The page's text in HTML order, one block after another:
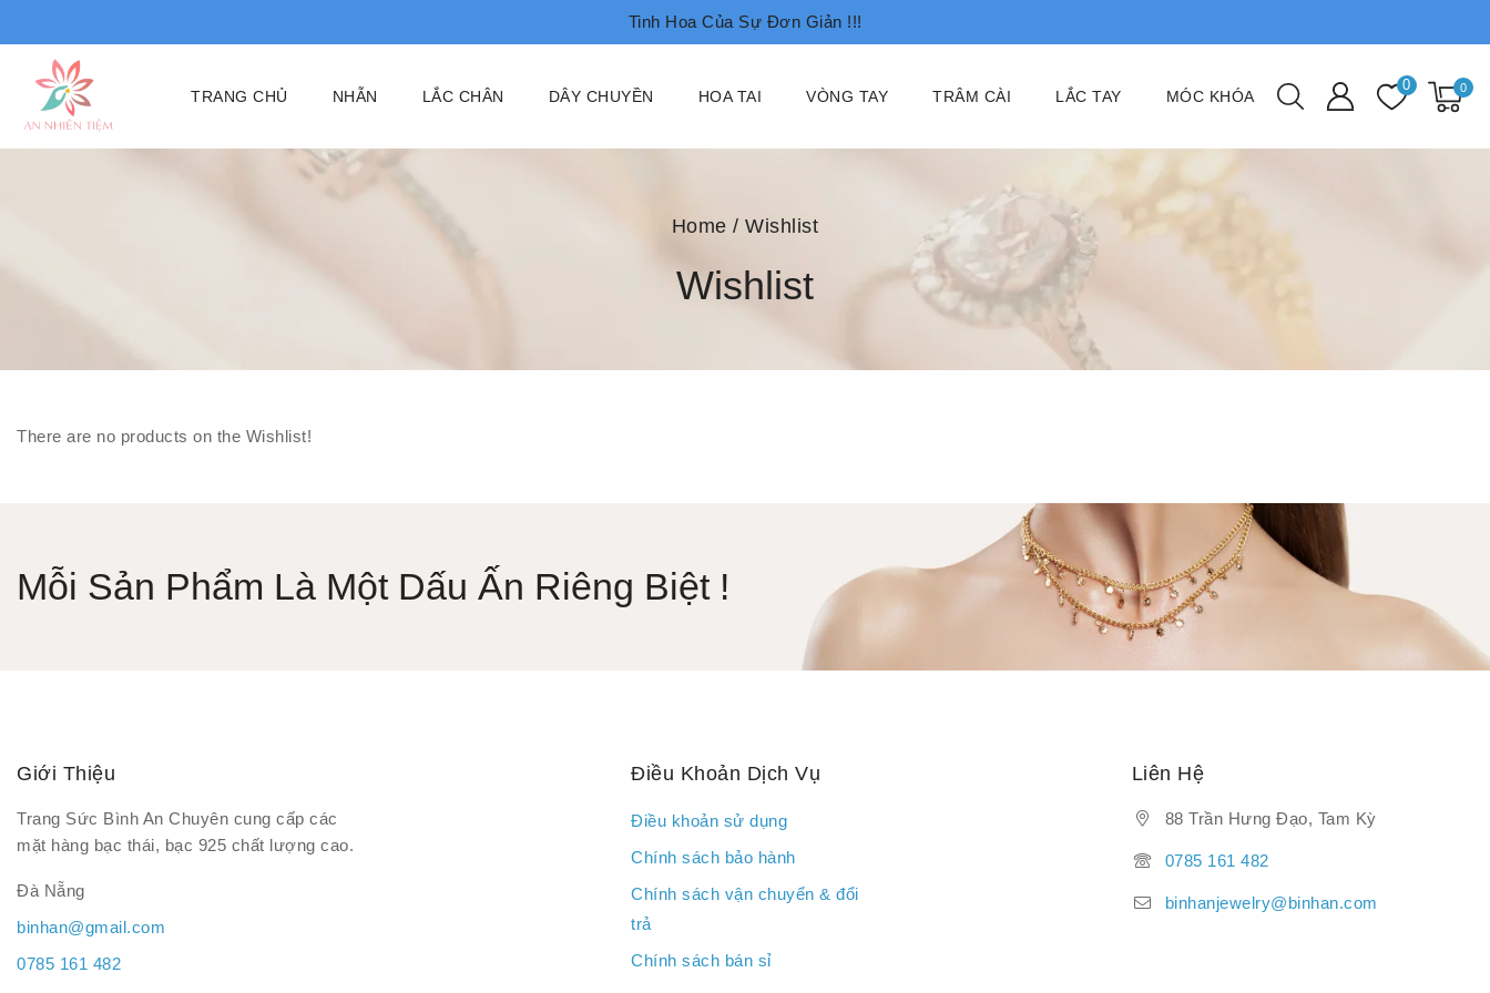
Tinh Hoa Của Sự Đơn Giản !!!
TRANG CHỦ NHẪN LẮC CHÂN DÂY CHUYỀN HOA TAI VÒNG TAY TRÂM CÀI LẮC TAY MÓC KHÓA
0 0
Home / Wishlist
Wishlist
There are no products on the Wishlist!
Mỗi Sản Phẩm Là Một Dấu Ấn Riêng Biệt !
Giới Thiệu
Trang Sức Bình An Chuyên cung cấp các
mặt hàng bạc thái, bạc 925 chất lượng cao.
Đà Nẵng
binhan@gmail.com
0785 161 482
Điều Khoản Dịch Vụ
Điều khoản sử dụng
Chính sách bảo hành
Chính sách vận chuyển & đổi
trả
Chính sách bán sỉ
Liên Hệ
88 Trần Hưng Đạo, Tam Kỳ
0785 161 482
binhanjewelry@binhan.com